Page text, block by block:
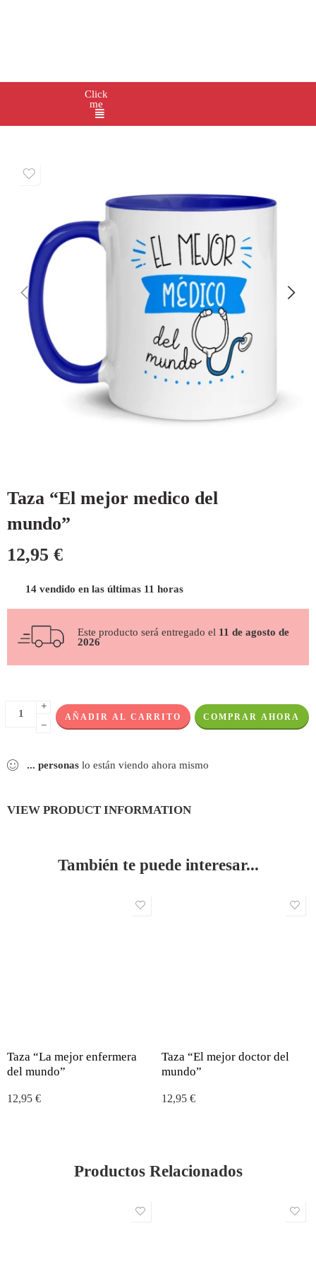
Click
me
Taza “El mejor medico del
mundo”
12,95 €
14 vendido en las últimas 11 horas
Este producto será entregado el 11 de agosto de
2026
+
−
AÑADIR AL CARRITO COMPRAR AHORA
... personas lo están viendo ahora mismo
VIEW PRODUCT INFORMATION
También te puede interesar...
Taza “La mejor enfermera
del mundo”
12,95 €
Taza “El mejor doctor del
mundo”
12,95 €
Productos Relacionados